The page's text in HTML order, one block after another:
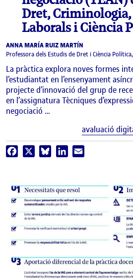
Dret, Criminologia,
Laborals i Ciència
ANNA MARÍA RUIZ MARTÍN
Professora dels Estudis de Dret i Ciència Política,
La pràctica explora noves formes
l’estudiantat en l’ensenyament
projecte d’innovació del grup de
en l’assignatura Tècniques
negociació …
avaluació
Facebook BlueskyLinkedIn